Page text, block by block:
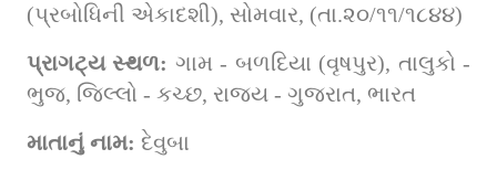
(પ્રબોધિની એકાદશી), સોમવાર, (તા.૨૦/૧૧/૧૮૪૪)
પ્રાગટ્ય સ્થળ: ગામ - બળદિયા (વૃષપુર), તાલુકો -
ભુજ, જિલ્લો - કચ્છ, રાજ્ય - ગુજરાત, ભારત
માતાનું નામ: દેવુબા